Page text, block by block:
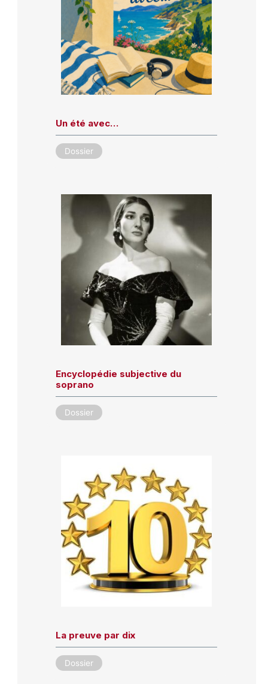
Un été avec…
Dossier
Encyclopédie subjective du
soprano
Dossier
La preuve par dix
Dossier